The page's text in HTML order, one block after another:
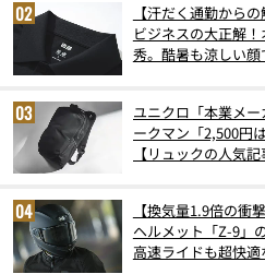
【汗だく通勤から
ビジネスの大正解
秀。酷暑も涼しい
ユニクロ「本業メ
ークマン「2,500円
【リュックの人気
【換気量1.9倍の衝
ヘルメット「Z-9」
高速ライドも超快